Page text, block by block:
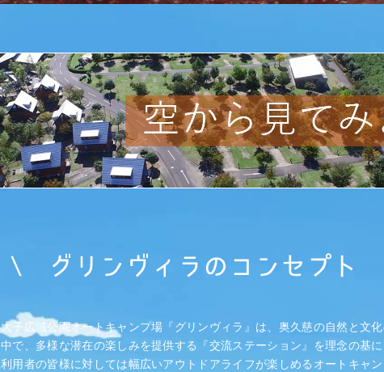
大子広域公園オートキャンプ場『グリンヴィラ』は、奥久慈の自然と文
中で、多様な潜在の楽しみを提供する『交流ステーション』を理念の基
利用者の皆様に対しては幅広いアウトドアライフが楽しめるオートキャ